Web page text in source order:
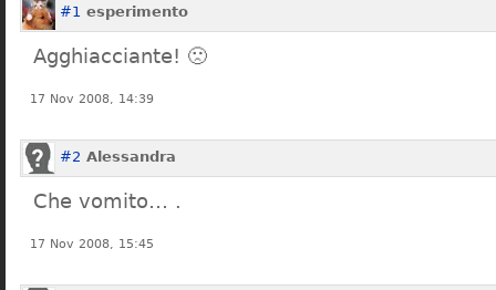
#1 esperimento
Agghiacciante! 🙁
17 Nov 2008, 14:39
#2 Alessandra
Che vomito… .
17 Nov 2008, 15:45